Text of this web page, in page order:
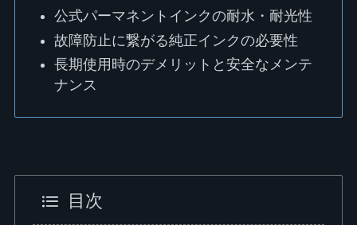
公式パーマネントインクの耐水・耐光性
故障防止に繋がる純正インクの必要性
長期使用時のデメリットと安全なメンテ
ナンス
目次